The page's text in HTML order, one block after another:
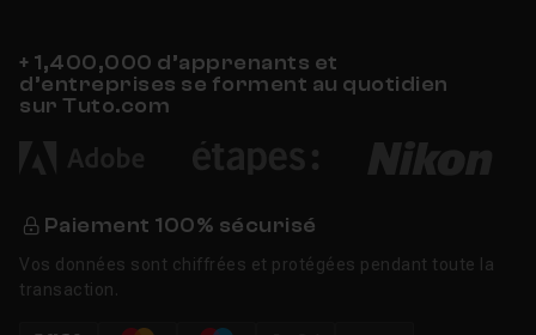
+ 1,400,000 d’apprenants et
d’entreprises se forment au quotidien
sur Tuto.com
Paiement 100% sécurisé
Vos données sont chiffrées et protégées pendant toute la
transaction.